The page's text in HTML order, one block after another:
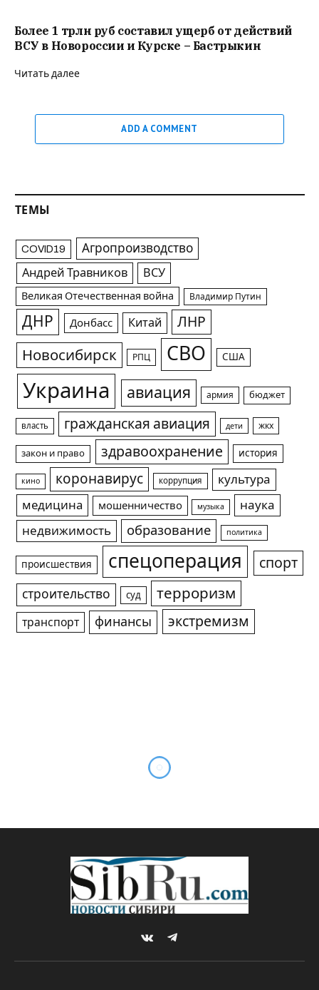
Более 1 трлн руб составил ущерб от действий
ВСУ в Новороссии и Курске – Бастрыкин
Читать далее
ADD A COMMENT
ТЕМЫ
COVID19 Агропроизводство
Андрей Травников ВСУ
Великая Отечественная война Владимир Путин
ДНР Донбасс Китай ЛНР
Новосибирск РПЦ СВО США
Украина авиация армия бюджет
власть гражданская авиация дети жкх
закон и право здравоохранение история
кино коронавирус коррупция
культура
медицина
мошенничество музыка
наука
недвижимость
образование политика
происшествия спецоперация спорт
строительство суд терроризм
транспорт финансы экстремизм
VKontakteTelegram